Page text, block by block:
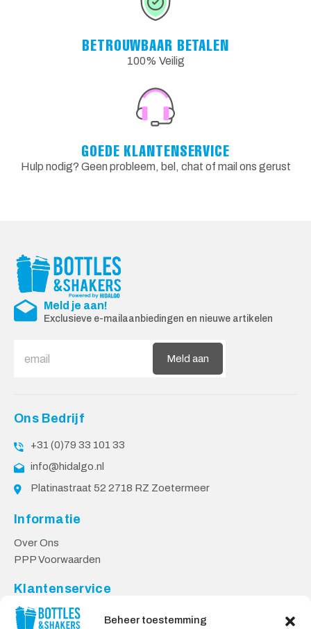
Beheer toestemming
BETROUWBAAR BETALEN
100% Veilig
GOEDE KLANTENSERVICE
Hulp nodig? Geen probleem, bel, chat of mail ons gerust
Meld je aan!
Exclusieve e-mailaanbiedingen en nieuwe artikelen
Meld aan
Ons Bedrijf
+31 (0)79 33 101 33
info@hidalgo.nl
Platinastraat 52 2718 RZ Zoetermeer
Informatie
Over Ons
PPP Voorwaarden
Klantenservice
Contact